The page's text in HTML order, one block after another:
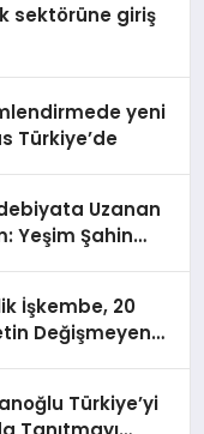
sektörüne giriş
yeni
Türkiye’de
Uzanan
Yeşim Şahin
İşkembe, 20
Değişmeyen
Türkiye’yi